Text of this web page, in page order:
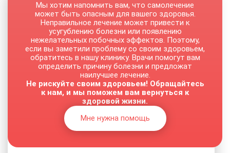
Мы хотим напомнить вам, что самолечение
может быть опасным для вашего здоровья.
Неправильное лечение может привести к
усугублению болезни или появлению
нежелательных побочных эффектов. Поэтому,
если вы заметили проблему со своим здоровьем,
обратитесь в нашу клинику. Врачи помогут вам
определить причину болезни и предложат
наилучшее лечение.
Не рискуйте своим здоровьем! Обращайтесь
к нам, и мы поможем вам вернуться к
здоровой жизни.
Мне нужна помощь